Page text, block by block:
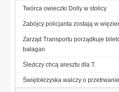
Twórca owieczki Dolly w stolicy
Zabójcy policjanta zostają w
Zarząd Transportu porządkuje
bałagan
Śledczy chcą aresztu dla T.
Świętokrzyska walczy o przetrwanie